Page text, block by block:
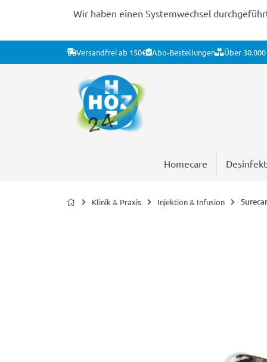
Wir haben einen Systemwechsel
Versandfrei ab 150€ Abo-Bestellungen Über
Homecare
Klinik & Praxis Injektion & Infusion